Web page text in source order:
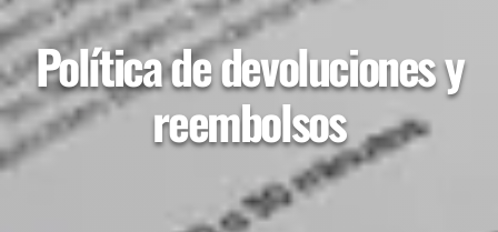
Política de devoluciones y
reembolsos